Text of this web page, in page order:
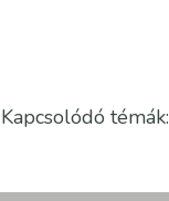
Kapcsolódó témák: